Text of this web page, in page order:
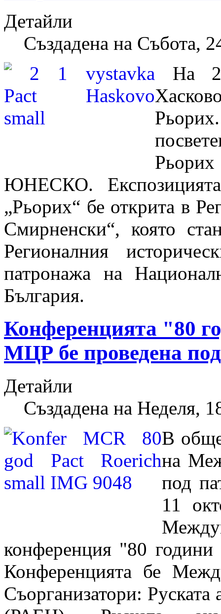
Детайли
Създадена на Събота,
На
ЮНЕСКО.
„Рьорих“ бе открита в
Смирненски“, която
Регионалния
патронажа на
България.
Конференцията "80
МЦР бе проведена
Детайли
Създадена на Неделя,
В
на
под
11
конференция "80
Конференцията бе
Съорганизатори: Руската